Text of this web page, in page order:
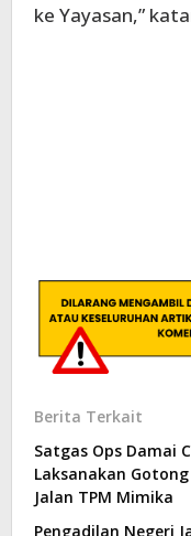
ke Yayasan,”
Berita Terkait
Satgas Ops Damai
Laksanakan
Jalan TPM Mimika
Pengadilan Negeri